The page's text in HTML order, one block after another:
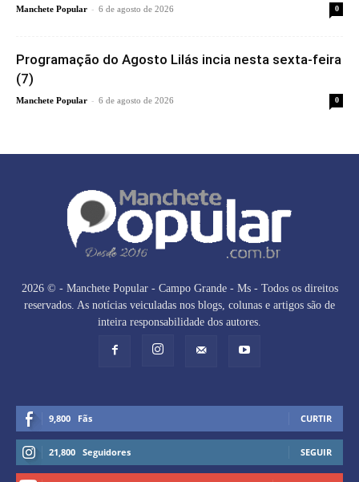
Manchete Popular - 6 de agosto de 2026 0
Programação do Agosto Lilás incia nesta sexta-feira
(7)
Manchete Popular - 6 de agosto de 2026 0
2026 © - Manchete Popular - Campo Grande - Ms - Todos os direitos
reservados. As notícias veiculadas nos blogs, colunas e artigos são de
inteira responsabilidade dos autores.
9,800 Fãs CURTIR
21,800 Seguidores SEGUIR